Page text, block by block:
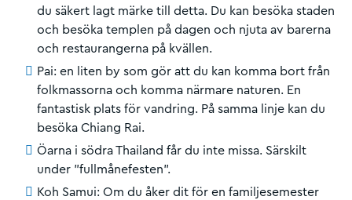
du säkert lagt märke till detta. Du kan besöka staden
och besöka templen på dagen och njuta av barerna
och restaurangerna på kvällen.
Pai: en liten by som gör att du kan komma bort från
folkmassorna och komma närmare naturen. En
fantastisk plats för vandring. På samma linje kan du
besöka Chiang Rai.
Öarna i södra Thailand får du inte missa. Särskilt
under "fullmånefesten".
Koh Samui: Om du åker dit för en familjesemester